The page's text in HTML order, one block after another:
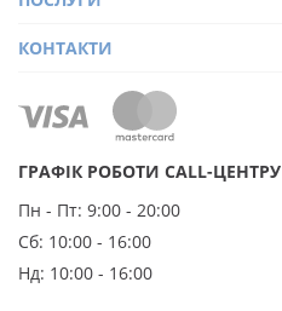
ГРАФІК РОБОТИ CALL-ЦЕНТРУ
Пн - Пт: 9:00 - 20:00
Сб: 10:00 - 16:00
Нд: 10:00 - 16:00
КОНТАКТИ